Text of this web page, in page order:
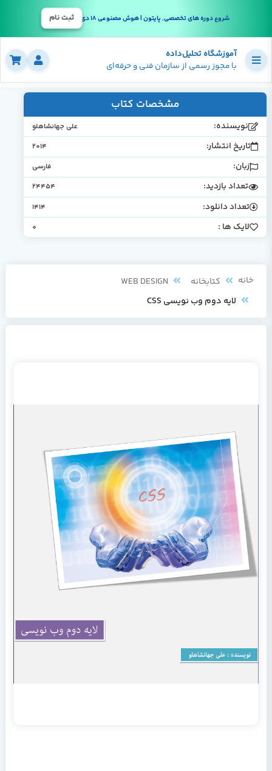
شروع دوره های تخصصی, پایتون | هوش مصنوعی 18 دی ثبت نام
آموزشگاه تحلیل‌داده
با مجوز رسمی از سازمان فنی و حرفه‌ای
مشخصات کتاب
نویسنده: علی جهانشاهلو
تاریخ انتشار: 2014
زبان: فارسی
تعداد بازدید: 24454
تعداد دانلود: 1414
لایک ها : 0
خانه کتابخانه
WEB DESIGN
لایه دوم وب نویسی CSS